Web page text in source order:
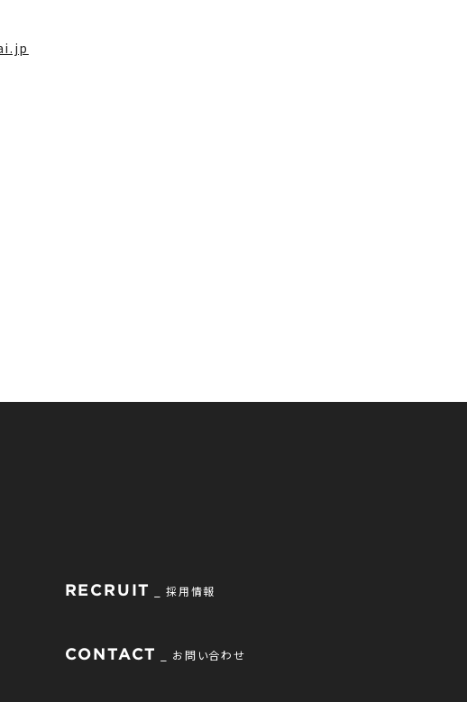
RECRUIT 採用情報
CONTACT お問い合わせ